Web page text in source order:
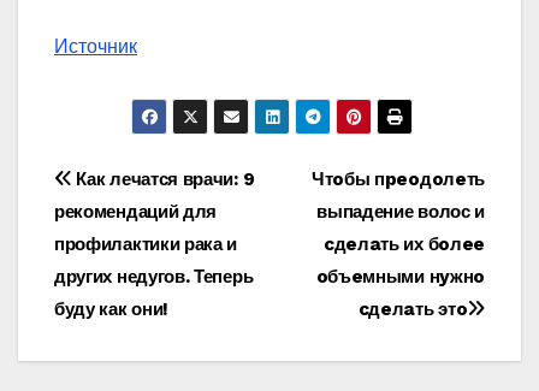
Источник
Навигация
по
записям
Чтoбы пpeoдoлeть
выпадение волос и
cдeлaть их бoлee
oбъeмными нyжнo
cдeлaть этo
Как лечатся врачи: 9
рекомендаций для
профилактики рака и
других недугов. Теперь
буду как они!